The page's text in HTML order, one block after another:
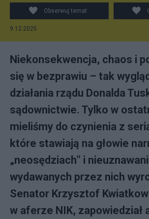
Obserwuj temat
9.12.2025
Niekonsekwencja, chaos i
się w bezprawiu – tak
działania rządu Donalda
sądownictwie. Tylko w
mieliśmy do czynienia z
które stawiają na głowie
„neosędziach” i
wydawanych przez nich
Senator Krzysztof
w aferze NIK, zapowiedział